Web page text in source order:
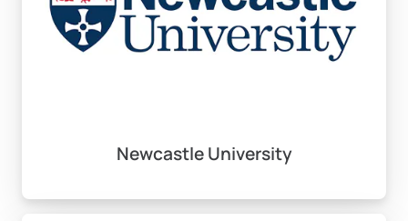
İngiltere’de üniversiteye başvurmak için kullanılan
merkezi sistem UCAS (Universities and Colleges
Admissions Service) üzerinden işlem yapılmaktadır.
için son başvuru tarihi genellikle 30 Haziran’dır.
Özel programlar (örn. tıp, diş hekimliği) için son
Newcastle University